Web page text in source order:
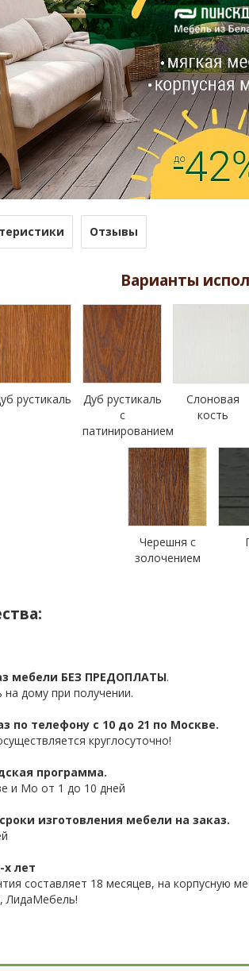
Отзывы
Варианты
рустикаль
Дуб рустикаль
с
патинированием
Слоновая
кость
Черешня с
золочением
мебели БЕЗ ПРЕДОПЛАТЫ.
дому при получении.
по телефону с 10 до 21 по Москве.
круглосуточно!
программа.
и Мо от 1 до 10 дней
изготовления мебели на заказ.
х лет
составляет 18 месяцев, на корпусную
ЛидаМебель!